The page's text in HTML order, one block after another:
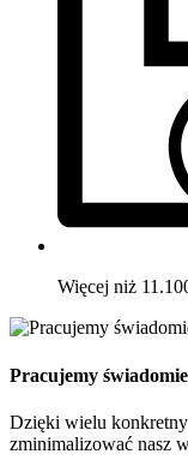
Więcej niż
Pracujemy
Dzięki wielu
zminimalizować nasz